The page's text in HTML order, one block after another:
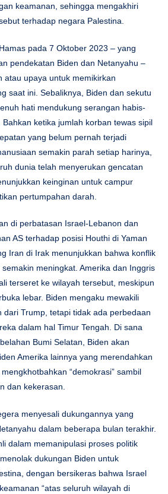
keamanan, sehingga mengakhiri
terhadap negara Palestina.
pada 7 Oktober 2023 – yang
pendekatan Biden dan Netanyahu –
atau upaya untuk memikirkan
saat ini. Sebaliknya, Biden dan sekutu
hati mendukung serangan habis-
ketika jumlah korban tewas sipil
yang belum pernah terjadi
semakin parah setiap harinya,
dunia telah menyerukan gencatan
keinginan untuk campur
pertumpahan darah.
di perbatasan Israel-Lebanon dan
AS terhadap posisi Houthi di Yaman
Iran di Irak menunjukkan bahwa konflik
meningkat. Amerika dan Inggris
terseret ke wilayah tersebut, meskipun
lebar. Biden mengaku mewakili
dari Trump, tetapi tidak ada perbedaan
dalam hal Timur Tengah. Di sana
Bumi Selatan, Biden akan
Amerika lainnya yang merendahkan
“demokrasi” sambil
dan kekerasan.
menyesali dukungannya yang
dalam beberapa bulan terakhir.
dalam memanipulasi proses politik
dukungan Biden untuk
dengan bersikeras bahwa Israel
“atas seluruh wilayah di